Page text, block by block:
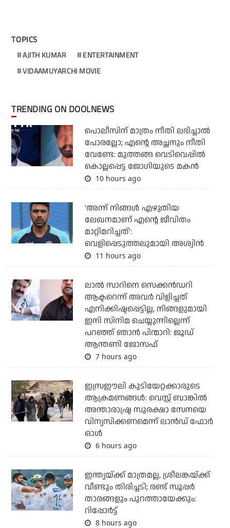
TOPICS
AJITH KUMAR
ENTERTAINMENT
VIDAAMUYARCHI MOVIE
TRENDING ON DOOLNEWS
പൊലീസിന് മാത്രം നീതി ലഭിച്ചാല്‍
പോരല്ലോ; എന്റെ അച്ഛനും നീതി
വേണ്ടേ: മുത്തങ്ങ വെടിവെപ്പില്‍
കൊല്ലപ്പെട്ട ജോഗിയുടെ മകന്‍
10 hours ago
'അന്ന് നിങ്ങള്‍ എഴുതിയ
ലേഖനമാണ് എന്റെ ജീവിതം
മാറ്റിമറിച്ചത്':
വെളിപ്പെടുത്തലുമായി അശ്വിന്‍
11 hours ago
ലാല്‍ സാറിനെ സെക്കന്‍ഡറി
ആക്ടറെന്ന് അവര്‍ വിളിച്ചത്
എനിക്കിഷ്ടപ്പെട്ടില്ല, നിങ്ങളുമായി
ഇനി സിനിമ ചെയ്യുന്നില്ലെന്ന്
പറഞ്ഞ് ഞാന്‍ പിന്മാറി: ജൂഡ്
ആന്തണി ജോസഫ്
7 hours ago
ഇസ്രഈലി കുടിയേറ്റക്കാരുടെ
ആക്രമണങ്ങള്‍: വെസ്റ്റ് ബാങ്കില്‍
അന്താരാഷ്ട്ര സുരക്ഷാ സേനയെ
വിന്യസിക്കണമെന്ന് ലാന്‍ഡ് ഫോര്‍
ഓള്‍
6 hours ago
ഇന്ത്യയ്ക്ക് മാത്രമല്ല, ശ്രീലങ്കയ്ക്ക്
വീണ്ടും തിരിച്ചടി; രണ്ട് സൂപ്പര്‍
താരങ്ങളും പുറത്തായേക്കും:
റിപ്പോര്‍ട്ട്
8 hours ago